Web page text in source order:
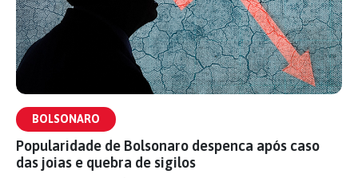
BOLSONARO
Popularidade de Bolsonaro despenca após caso
das joias e quebra de sigilos